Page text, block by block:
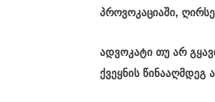
პროვოკაციაში,
ადვოკატი თუ არ
ქვეყნის